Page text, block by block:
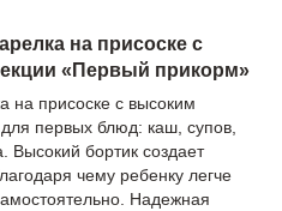
на присоске с
«Первый прикорм»
на присоске с высоким
первых блюд: каш, супов,
Высокий бортик создает
чему ребенку легче
Надежная